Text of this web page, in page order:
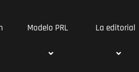
Modelo PRL La editorial